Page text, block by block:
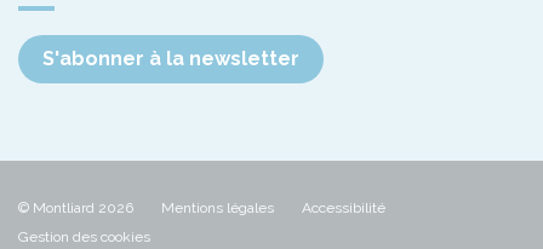
S'abonner à la newsletter
© Montliard 2026 Mentions légales
Accessibilité
Gestion des cookies